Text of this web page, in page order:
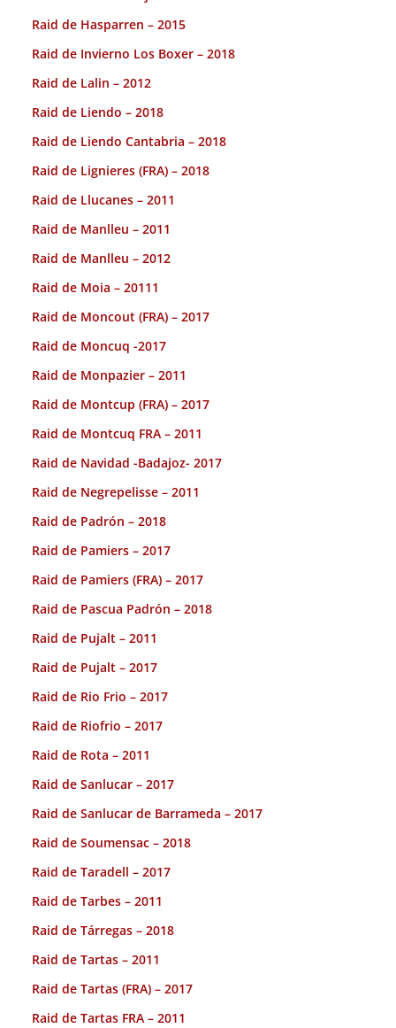
Raid de Hasparren – 2015
Raid de Invierno Los Boxer – 2018
Raid de Lalin – 2012
Raid de Liendo – 2018
Raid de Liendo Cantabria – 2018
Raid de Lignieres (FRA) – 2018
Raid de Llucanes – 2011
Raid de Manlleu – 2011
Raid de Manlleu – 2012
Raid de Moia – 20111
Raid de Moncout (FRA) – 2017
Raid de Moncuq -2017
Raid de Monpazier – 2011
Raid de Montcup (FRA) – 2017
Raid de Montcuq FRA – 2011
Raid de Navidad -Badajoz- 2017
Raid de Negrepelisse – 2011
Raid de Padrón – 2018
Raid de Pamiers – 2017
Raid de Pamiers (FRA) – 2017
Raid de Pascua Padrón – 2018
Raid de Pujalt – 2011
Raid de Pujalt – 2017
Raid de Rio Frio – 2017
Raid de Riofrio – 2017
Raid de Rota – 2011
Raid de Sanlucar – 2017
Raid de Sanlucar de Barrameda – 2017
Raid de Soumensac – 2018
Raid de Taradell – 2017
Raid de Tarbes – 2011
Raid de Tárregas – 2018
Raid de Tartas – 2011
Raid de Tartas (FRA) – 2017
Raid de Tartas FRA – 2011